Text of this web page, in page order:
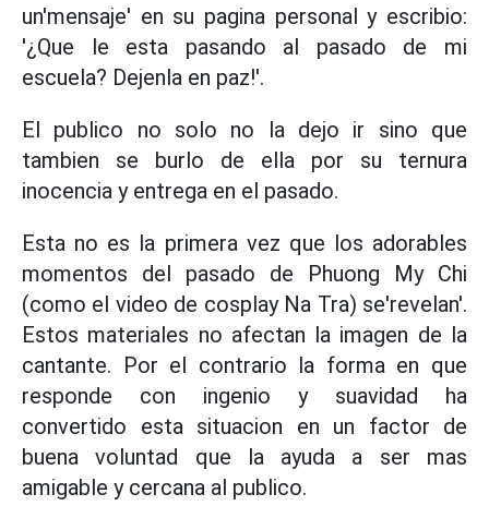
un'mensaje' en su pagina personal y escribio:
'¿Que le esta pasando al pasado de mi
escuela? Dejenla en paz!'.
El publico no solo no la dejo ir sino que
tambien se burlo de ella por su ternura
inocencia y entrega en el pasado.
Esta no es la primera vez que los adorables
momentos del pasado de Phuong My Chi
(como el video de cosplay Na Tra) se'revelan'.
Estos materiales no afectan la imagen de la
cantante. Por el contrario la forma en que
responde con ingenio y suavidad ha
convertido esta situacion en un factor de
buena voluntad que la ayuda a ser mas
amigable y cercana al publico.